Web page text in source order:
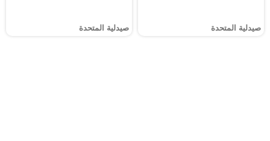
صيدلية المتحدة صيدلية المتحدة